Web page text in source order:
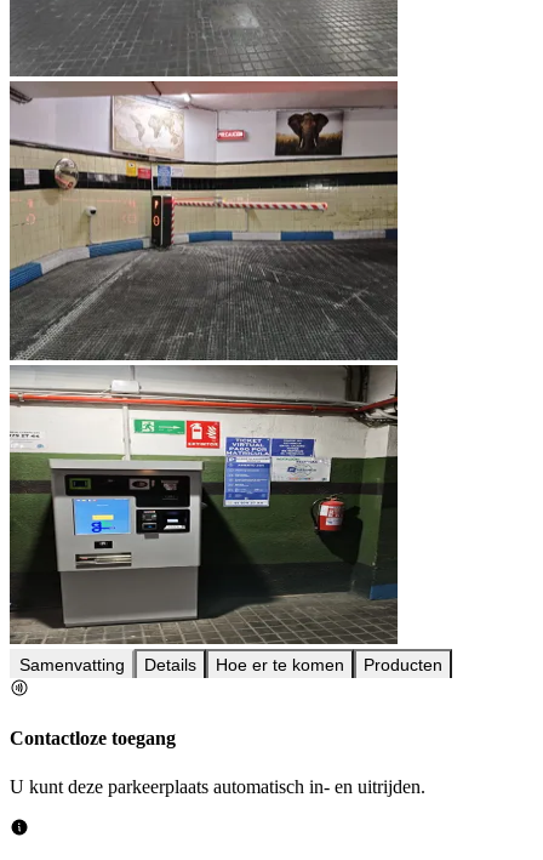
Samenvatting Details Hoe er te komen Producten
Contactloze toegang
U kunt deze parkeerplaats automatisch in- en uitrijden.